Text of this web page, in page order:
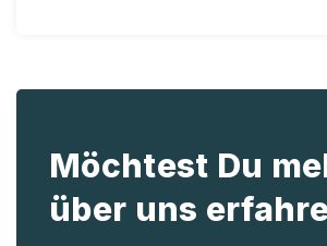
Möchtest Du
über uns